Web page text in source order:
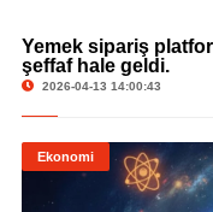
© Yemek sipariş
Yemek sipariş
şeffaf hale geldi.
2026-04-13 14:00:43
Ekonomi